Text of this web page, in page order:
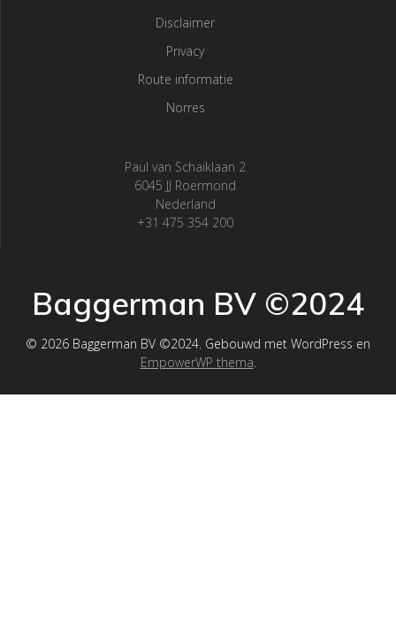
Disclaimer
Privacy
Route informatie
Norres
Paul van Schaiklaan 2
6045 JJ Roermond
Nederland
+31 475 354 200
Baggerman BV ©2024
© 2026 Baggerman BV ©2024. Gebouwd met WordPress en
EmpowerWP thema.